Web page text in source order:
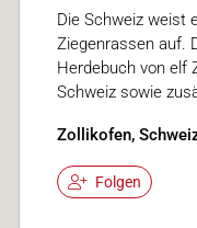
Die Schweiz weist
Ziegenrassen auf.
Herdebuch von elf
Schweiz sowie
Zollikofen,
Folgen